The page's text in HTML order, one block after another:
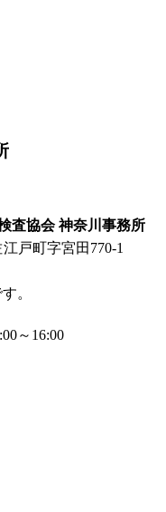
査協会 神奈川事務所
戸町字宮田770-1
。
～16:00